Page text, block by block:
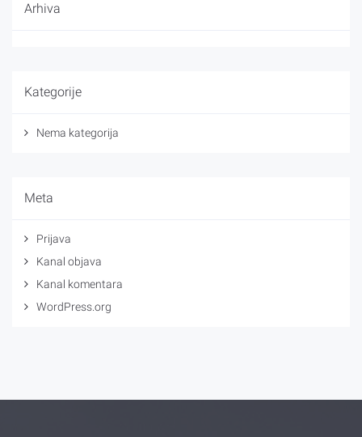
Arhiva
Kategorije
Nema kategorija
Meta
Prijava
Kanal objava
Kanal komentara
WordPress.org